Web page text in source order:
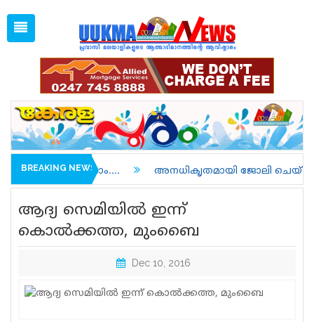
1 GBP =
128.40
Latest News
Associations
Spiritual
UK NEWS
World
Open
Menu
BREAKING NEWSഅനധികൃതമായി ജോലി ചെയ്തതിന്
ആദ്യ സെമിയില്‍ ഇന്ന്
കൊല്‍ക്കത്ത, മുംബൈ
Dec 10, 2016